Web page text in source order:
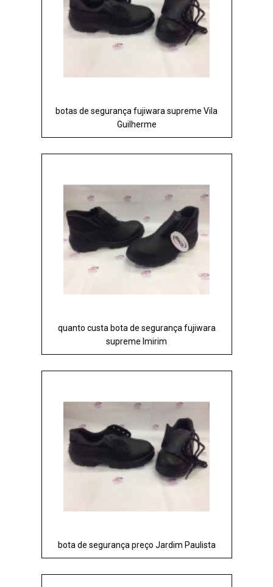
botas de segurança fujiwara supreme Vila
Guilherme
quanto custa bota de segurança fujiwara
supreme Imirim
bota de segurança preço Jardim Paulista